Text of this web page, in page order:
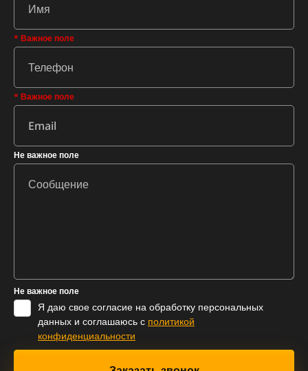
* Важное поле
* Важное поле
Не важное поле
Не важное поле
Я даю свое согласие на обработку персональных
данных и соглашаюсь с политикой
конфиденциальности